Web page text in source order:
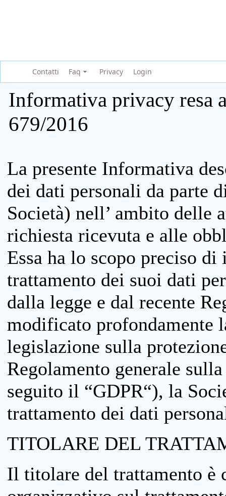
Contatti Faq Privacy Login
Informativa privacy resa
679/2016
La presente Informativa
dei dati personali da parte
Società) nell’ ambito delle
richiesta ricevuta e alle
Essa ha lo scopo preciso
trattamento dei suoi dati
dalla legge e dal recente
modificato profondamente
legislazione sulla
Regolamento generale
seguito il “GDPR“), la
trattamento dei dati
TITOLARE DEL
Il titolare del trattamento è